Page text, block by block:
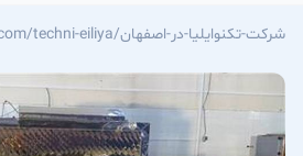
https://chechilas.com/techni-eiliya/شرکت-تکنوایلیا-در-اصفهان